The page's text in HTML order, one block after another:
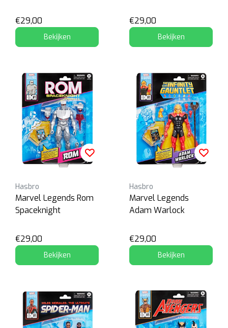
€29,00
Bekijken
€29,00
Bekijken
Hasbro
Marvel Legends Rom
Spaceknight
€29,00
Bekijken
Hasbro
Marvel Legends
Adam Warlock
€29,00
Bekijken